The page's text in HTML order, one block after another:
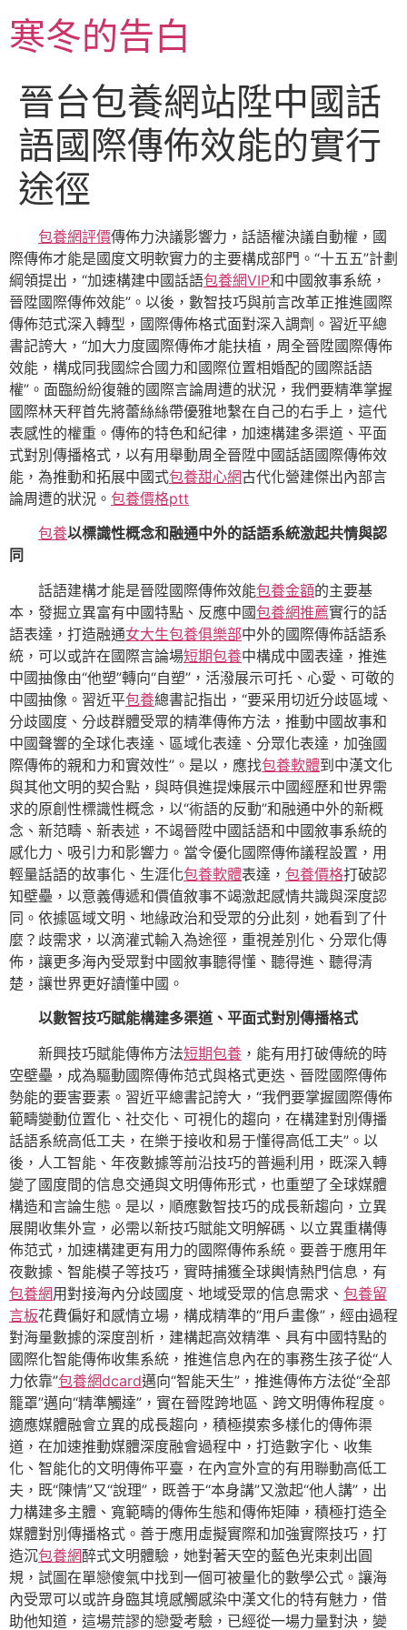
至
主寒冬的告白
晉台包養網站陞中國話
語國際傳佈效能的實行
途徑
包養網評價傳佈力決議影響力，話語權決議自動權，國
際傳佈才能是國度文明軟實力的主要構成部門。“十五五”計劃
綱領提出，“加速構建中國話語包養網VIP和中國敘事系統，
晉陞國際傳佈效能”。以後，數智技巧與前言改革正推進國際
傳佈范式深入轉型，國際傳佈格式面對深入調劑。習近平總
書記誇大，“加大力度國際傳佈才能扶植，周全晉陞國際傳佈
效能，構成同我國綜合國力和國際位置相婚配的國際話語
權”。面臨紛紛復雜的國際言論周遭的狀況，我們要精準掌握
國際林天秤首先將蕾絲絲帶優雅地繫在自己的右手上，這代
表感性的權重。傳佈的特色和紀律，加速構建多渠道、平面
式對別傳播格式，以有用舉動周全晉陞中國話語國際傳佈效
能，為推動和拓展中國式包養甜心網古代化營建傑出內部言
論周遭的狀況。 包養價格ptt
包養以標識性概念和融通中外的話語系統激起共情與認
同
話語建構才能是晉陞國際傳佈效能包養金額的主要基
本，發掘立異富有中國特點、反應中國包養網推薦實行的話
語表達，打造融通女大生包養俱樂部中外的國際傳佈話語系
統，可以或許在國際言論場短期包養中構成中國表達，推進
中國抽像由“他塑”轉向“自塑”，活潑展示可托、心愛、可敬的
中國抽像。習近平包養總書記指出，“要采用切近分歧區域、
分歧國度、分歧群體受眾的精準傳佈方法，推動中國故事和
中國聲響的全球化表達、區域化表達、分眾化表達，加強國
際傳佈的親和力和實效性”。是以，應找包養軟體到中漢文化
與其他文明的契合點，與時俱進提煉展示中國經歷和世界需
求的原創性標識性概念，以“術語的反動”和融通中外的新概
念、新范疇、新表述，不竭晉陞中國話語和中國敘事系統的
感化力、吸引力和影響力。當令優化國際傳佈議程設置，用
輕量話語的故事化、生涯化包養軟體表達， 包養價格打破認
知壁壘，以意義傳遞和價值敘事不竭激起感情共識與深度認
同。依據區域文明、地緣政治和受眾的分此刻，她看到了什
麼？歧需求，以滴灌式輸入為途徑，重視差別化、分眾化傳
佈，讓更多海內受眾對中國敘事聽得懂、聽得進、聽得清
楚，讓世界更好讀懂中國。
以數智技巧賦能構建多渠道、平面式對別傳播格式
新興技巧賦能傳佈方法短期包養 ，能有用打破傳統的時
空壁壘，成為驅動國際傳佈范式與格式更迭、晉陞國際傳佈
勢能的要害要素。習近平總書記誇大，“我們要掌握國際傳佈
範疇變動位置化、社交化、可視化的趨向，在構建對別傳播
話語系統高低工夫，在樂于接收和易于懂得高低工夫”。以
後，人工智能、年夜數據等前沿技巧的普遍利用，既深入轉
變了國度間的信息交通與文明傳佈形式，也重塑了全球媒體
構造和言論生態。是以，順應數智技巧的成長新趨向，立異
展開收集外宣，必需以新技巧賦能文明解碼、以立異重構傳
佈范式，加速構建更有用力的國際傳佈系統。要善于應用年
夜數據、智能模子等技巧，實時捕獲全球輿情熱門信息，有
包養網用對接海內分歧國度、地域受眾的信息需求、 包養留
言板花費偏好和感情立場，構成精準的“用戶畫像”，經由過程
對海量數據的深度剖析，建構起高效精準、具有中國特點的
國際化智能傳佈收集系統，推進信息內在的事務生孩子從“人
力依靠”包養網dcard邁向“智能天生”，推進傳佈方法從“全部
籠罩”邁向“精準觸達”，實在晉陞跨地區、跨文明傳佈程度。
適應媒體融會立異的成長趨向，積極摸索多樣化的傳佈渠
道，在加速推動媒體深度融會過程中，打造數字化、收集
化、智能化的文明傳佈平臺，在內宣外宣的有用聯動高低工
夫，既“陳情”又“說理”，既善于“本身講”又激起“他人講”，出
力構建多主體、寬範疇的傳佈生態和傳佈矩陣，積極打造全
媒體對別傳播格式。善于應用虛擬實際和加強實際技巧，打
造沉包養網醉式文明體驗，她對著天空的藍色光束刺出圓
規，試圖在單戀傻氣中找到一個可被量化的數學公式。讓海
內受眾可以或許身臨其境感觸感染中漢文化的特有魅力，借
助他知道，這場荒謬的戀愛考驗，已經從一場力量對決，變